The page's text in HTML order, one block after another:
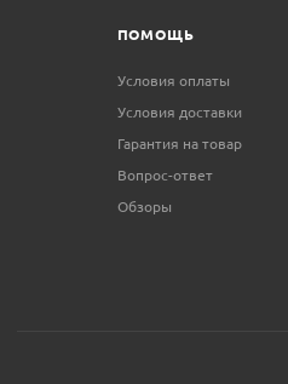
ПОМОЩЬ
Условия оплаты
Условия доставки
Гарантия на товар
Вопрос-ответ
Обзоры